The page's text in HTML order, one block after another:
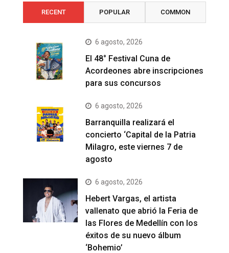
RECENT POPULAR COMMON
6 agosto, 2026
El 48° Festival Cuna de
Acordeones abre inscripciones
para sus concursos
6 agosto, 2026
Barranquilla realizará el
concierto ‘Capital de la Patria
Milagro, este viernes 7 de
agosto
6 agosto, 2026
Hebert Vargas, el artista
vallenato que abrió la Feria de
las Flores de Medellín con los
éxitos de su nuevo álbum
‘Bohemio’